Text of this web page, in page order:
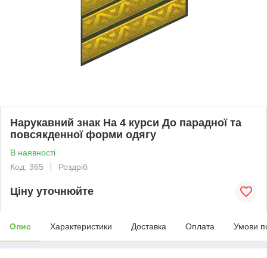
Нарукавний знак На 4 курси До парадної та
повсякденної форми одягу
В наявності
Код: 365
Роздріб
Ціну уточнюйте
Опис Характеристики Доставка Оплата Умови